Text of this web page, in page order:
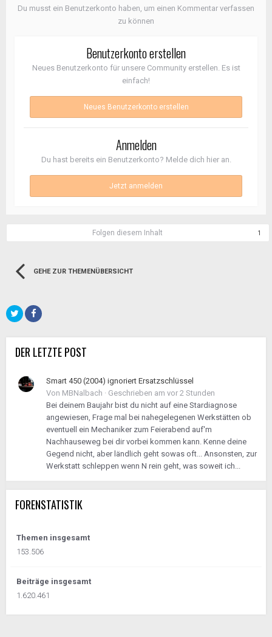
Du musst ein Benutzerkonto haben, um einen Kommentar verfassen
zu können
Benutzerkonto erstellen
Neues Benutzerkonto für unsere Community erstellen. Es ist
einfach!
Neues Benutzerkonto erstellen
Anmelden
Du hast bereits ein Benutzerkonto? Melde dich hier an.
Jetzt anmelden
Folgen diesem Inhalt 1
GEHE ZUR THEMENÜBERSICHT
DER LETZTE POST
Smart 450 (2004) ignoriert Ersatzschlüssel
Von MBNalbach · Geschrieben am vor 2 Stunden
Bei deinem Baujahr bist du nicht auf eine Stardiagnose
angewiesen, Frage mal bei nahegelegenen Werkstätten ob
eventuell ein Mechaniker zum Feierabend auf'm
Nachhauseweg bei dir vorbei kommen kann. Kenne deine
Gegend nicht, aber ländlich geht sowas oft... Ansonsten, zur
Werkstatt schleppen wenn N rein geht, was soweit ich...
FORENSTATISTIK
Themen insgesamt
153.506
Beiträge insgesamt
1.620.461